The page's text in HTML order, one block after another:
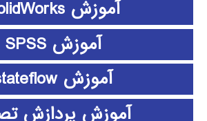
آموزش SolidWorks
آموزش SPSS
آموزش stateflow
آموزش پردازش